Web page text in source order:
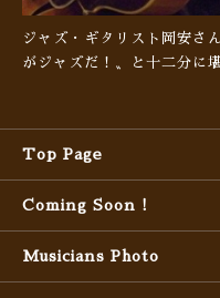
ジャズ・ギタリスト岡安さ
がジャズだ！〟と十二分に
Top Page
Coming Soon !
Musicians Photo